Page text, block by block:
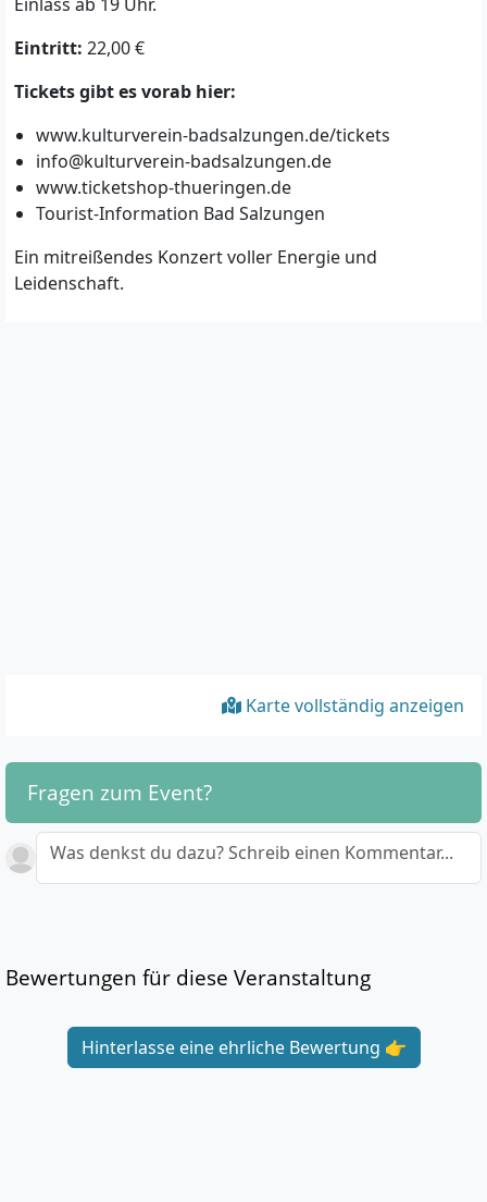
Eintritt: 22,00 €
Tickets gibt es vorab hier:
www.kulturverein-badsalzungen.de/tickets
info@kulturverein-badsalzungen.de
www.ticketshop-thueringen.de
Tourist-Information Bad Salzungen
Ein mitreißendes Konzert voller Energie und
Leidenschaft.
Karte vollständig anzeigen
Fragen zum Event?
Was denkst du dazu? Schreib einen Kommentar...
Bewertungen für diese Veranstaltung
Hinterlasse eine ehrliche Bewertung 👉